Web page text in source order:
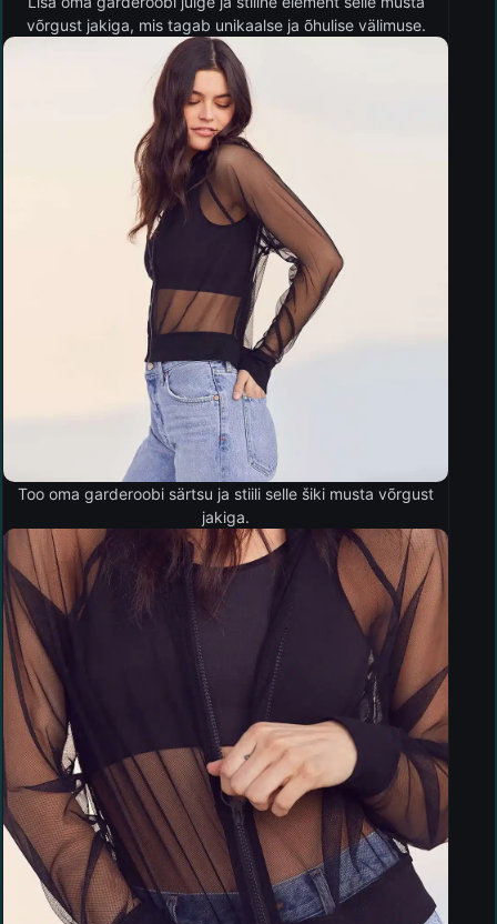
võrgust jakiga, mis tagab unikaalse ja õhulise välimuse.
Too oma garderoobi särtsu ja stiili selle šiki musta võrgust
jakiga.